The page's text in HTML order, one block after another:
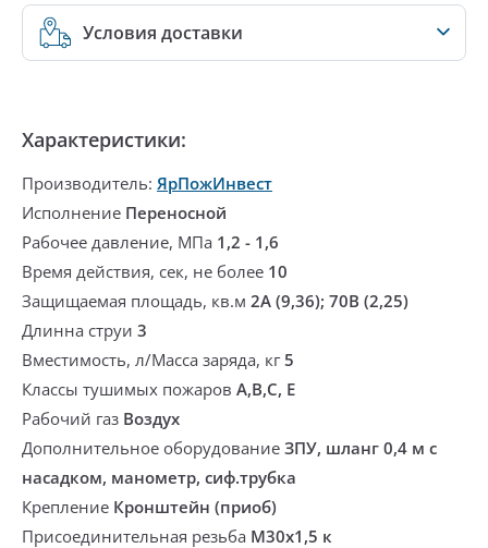
Условия доставки
Характеристики:
Производитель: ЯрПожИнвест
Исполнение Переносной
Рабочее давление, МПа 1,2 - 1,6
Время действия, сек, не более 10
Защищаемая площадь, кв.м 2А (9,36); 70В (2,25)
Длинна струи 3
Вместимость, л/Масса заряда, кг5
Классы тушимых пожаров A,B,C, Е
Рабочий газ Воздух
Дополнительное оборудование ЗПУ, шланг 0,4 м с
насадком, манометр, сиф.трубка
Крепление Кронштейн (приоб)
Присоединительная резьба М30х1,5 к